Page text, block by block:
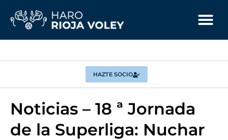
HAZTE SOCIO
Noticias – 18 ª Jornada
de la Superliga: Nuchar